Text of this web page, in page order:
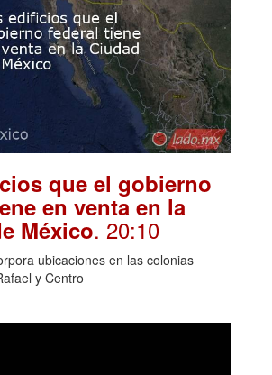
que el gobierno
en venta en la
México. 20:10
ubicaciones en las colonias
y Centro